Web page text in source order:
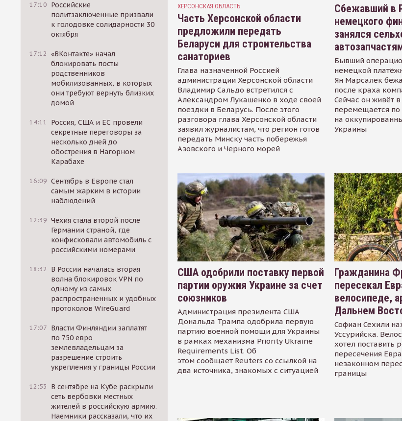
17:10 Российские
политзаключенные призвали
к голодовке солидарности 30
октября
17:12 «ВКонтакте» начал
блокировать посты
родственников
мобилизованных, в которых
они требуют вернуть близких
домой
14:11
Россия, США и ЕС провели
секретные переговоры за
несколько дней до
обострения в Нагорном
Карабахе
16:09 Сентябрь в Европе стал
самым жарким в истории
наблюдений
12:39 Чехия стала второй после
Германии страной, где
конфисковали автомобиль с
российскими номерами
18:32
В России началась вторая
волна блокировок VPN по
одному из самых
распространенных и удобных
протоколов WireGuard
17:07 Власти Финляндии заплатят
по 750 евро
землевладельцам за
разрешение строить
укрепления у границы России
12:53
В сентябре на Кубе раскрыли
сеть вербовки местных
жителей в российскую армию.
Наемники рассказали, что их
ХЕРСОНСКАЯ ОБЛАСТЬ
Часть Херсонской области
предложили передать
Беларуси для строительства
санаториев
Глава назначенной Россией
администрации Херсонской области
Владимир Сальдо встретился с
Александром Лукашенко в ходе своей
поездки в Беларусь. После этого
разговора глава Херсонской области
заявил журналистам, что регион готов
передать Минску часть побережья
Азовского и Черного морей
Сбежавший в
немецкого
занялся
Бывший
немецкой
Ян Марсалек
после краха
Сейчас он живёт
перемещается по
на
Украины
США одобрили поставку первой
партии оружия Украине за счет
союзников
Администрация президента США
Дональда Трампа одобрила первую
партию военной помощи для Украины
в рамках механизма Priority Ukraine
Requirements List. Об
этом сообщает Reuters со ссылкой на
два источника, знакомых с ситуацией
Гражданина
пересекал
велосипеде,
Дальнем
Софиан Сехили
Уссурийска.
хотел поставить
пересечения
незаконном
границы